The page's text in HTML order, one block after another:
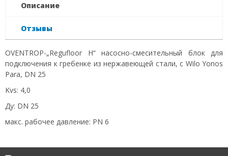
Описание
Отзывы
OVENTROP-„Regufloor H“ насосно-смесительный блок для
подключения к гребенке из нержавеющей стали, с Wilo Yonos
Para, DN 25
Kvs: 4,0
Ду: DN 25
макс. рабочее давление: PN 6